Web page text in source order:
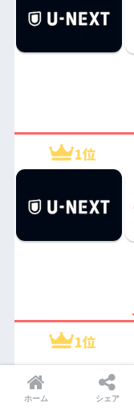
ホーム シェア